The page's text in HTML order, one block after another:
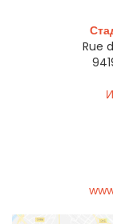
Rue